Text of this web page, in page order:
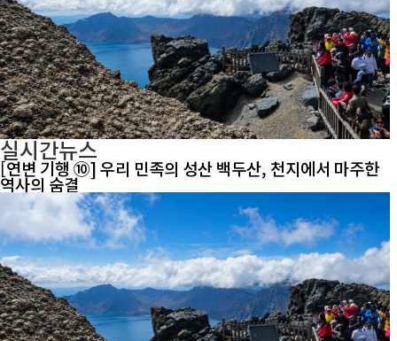
실시간뉴스
[연변 기행 ⑩] 우리 민족의 성산 백두산, 천지에서 마주한
역사의 숨결